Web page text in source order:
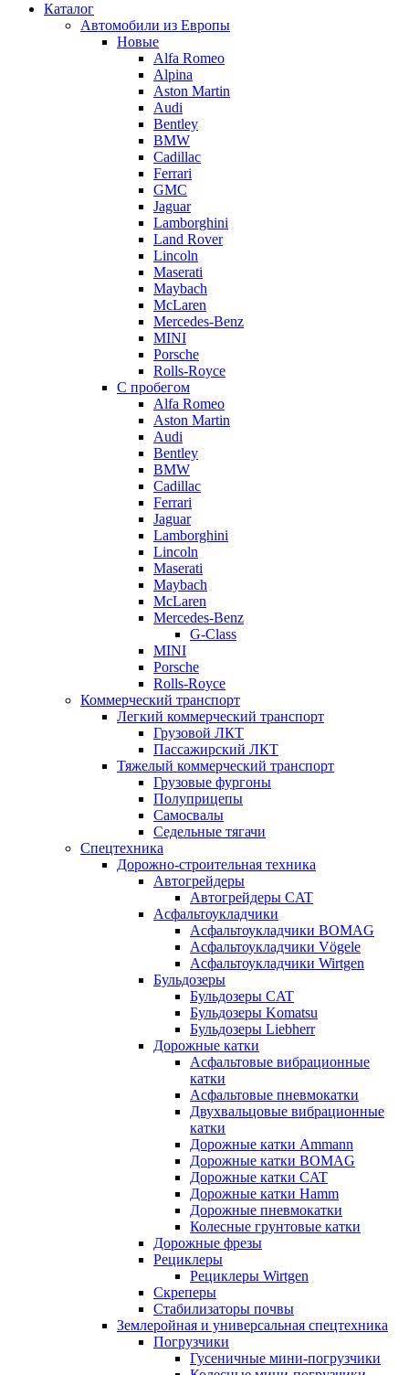
Каталог
Автомобили из Европы
Новые
Alfa Romeo
Alpina
Aston Martin
Audi
Bentley
BMW
Cadillac
Ferrari
GMC
Jaguar
Lamborghini
Land Rover
Lincoln
Maserati
Maybach
McLaren
Mercedes-Benz
MINI
Porsche
Rolls-Royce
С пробегом
Alfa Romeo
Aston Martin
Audi
Bentley
BMW
Cadillac
Ferrari
Jaguar
Lamborghini
Lincoln
Maserati
Maybach
McLaren
Mercedes-Benz
G-Class
MINI
Porsche
Rolls-Royce
Коммерческий транспорт
Легкий коммерческий транспорт
Грузовой ЛКТ
Пассажирский ЛКТ
Тяжелый коммерческий транспорт
Грузовые фургоны
Полуприцепы
Самосвалы
Седельные тягачи
Спецтехника
Дорожно-строительная техника
Автогрейдеры
Автогрейдеры CAT
Асфальтоукладчики
Асфальтоукладчики BOMAG
Асфальтоукладчики Vögele
Асфальтоукладчики Wirtgen
Бульдозеры
Бульдозеры CAT
Бульдозеры Komatsu
Бульдозеры Liebherr
Дорожные катки
Асфальтовые вибрационные
катки
Асфальтовые пневмокатки
Двухвальцовые вибрационные
катки
Дорожные катки Ammann
Дорожные катки BOMAG
Дорожные катки CAT
Дорожные катки Hamm
Дорожные пневмокатки
Колесные грунтовые катки
Дорожные фрезы
Рециклеры
Рециклеры Wirtgen
Скреперы
Стабилизаторы почвы
Землеройная и универсальная спецтехника
Погрузчики
Гусеничные мини-погрузчики